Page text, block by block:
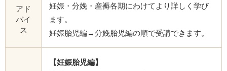
アド
バイ
ス
妊娠・分娩・産褥各期にわけてより詳しく学び
ます。
妊娠胎児編→分娩胎児編の順で受講できます。
【妊娠胎児編】